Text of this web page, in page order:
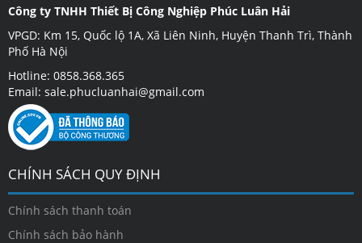
Công ty TNHH Thiết Bị Công Nghiệp Phúc Luân Hải
VPGD: Km 15, Quốc lộ 1A, Xã Liên Ninh, Huyện Thanh Trì, Thành
Phố Hà Nội
Hotline: 0858.368.365
Email: sale.phucluanhai@gmail.com
CHÍNH SÁCH QUY ĐỊNH
Chính sách thanh toán
Chính sách bảo hành